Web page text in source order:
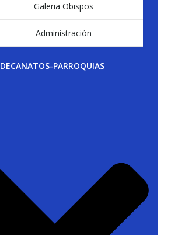
Galeria Obispos
Administración
DECANATOS-PARROQUIAS